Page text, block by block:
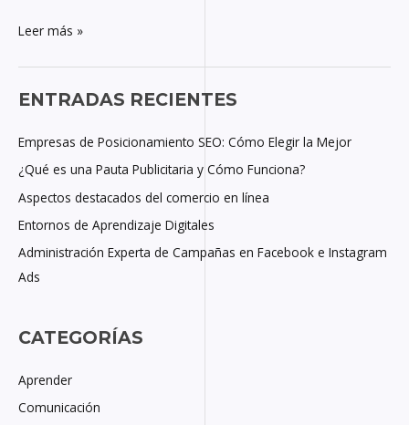
Leer más »
ENTRADAS RECIENTES
Empresas de Posicionamiento SEO: Cómo Elegir la Mejor
¿Qué es una Pauta Publicitaria y Cómo Funciona?
Aspectos destacados del comercio en línea
Entornos de Aprendizaje Digitales
Administración Experta de Campañas en Facebook e Instagram
Ads
CATEGORÍAS
Aprender
Comunicación